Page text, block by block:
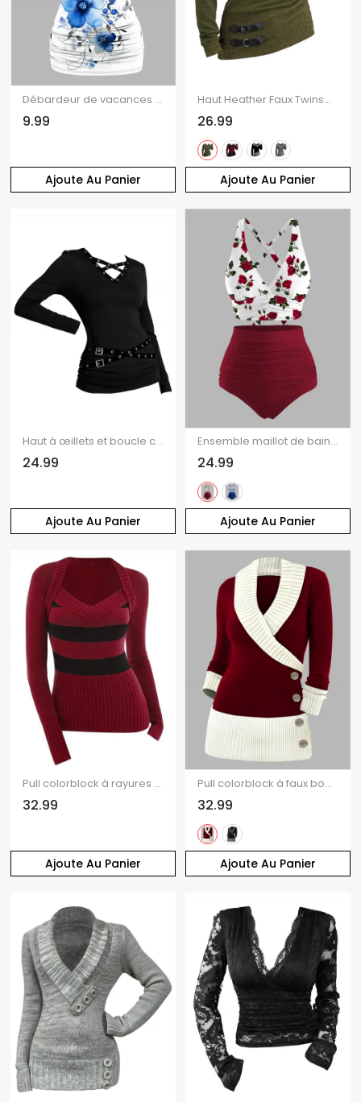
Ajoute Au Panier
Débardeur de vacances à imprimé floral et papillons, en dentelle et décolleté cache-cœur
9.99
Ajoute Au Panier
Haut Heather Faux Twinset texturé à manches longues et col en V, 2 en 1
26.99
Ajoute Au Panier
Haut à œillets et boucle croisée à manches longues uni
24.99
Ajoute Au Panier
Ensemble maillot de bain de plage : haut imprimé feuilles de rose et bas froncé.
24.99
Ajoute Au Panier
Pull colorblock à rayures et manches longues texturées
32.99
Ajoute Au Panier
Pull colorblock à faux boutons et col cache-cœur, manches longues
32.99